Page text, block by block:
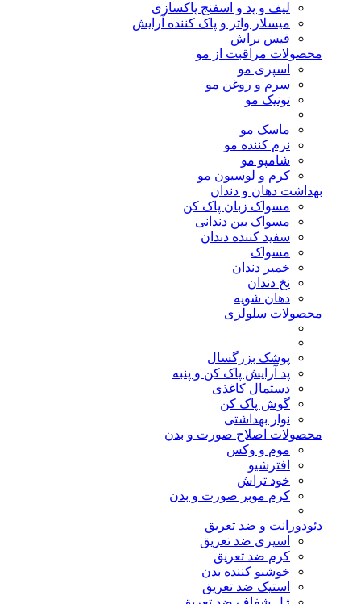
لیف و پد و اسفنج پاکسازی
میسلار واتر و پاک کننده آرایش
فیس براش
محصولات مراقبت از مو
اسپری مو
سرم و روغن مو
تونیک مو
ماسک مو
نرم کننده مو
شامپو مو
کرم و لوسیون مو
بهداشت دهان و دندان
مسواک زبان پاک کن
مسواک بین دندانی
سفید کننده دندان
مسواک
خمیر دندان
نخ دندان
دهان شویه
محصولات سلولزی
پوشک بزرگسال
پد آرایش پاک کن و پنبه
دستمال کاغذی
گوش پاک کن
نوار بهداشتی
محصولات اصلاح صورت و بدن
موم و وکس
افترشیو
خود تراش
کرم موبر صورت و بدن
دئودورانت و ضد تعریق
اسپری ضد تعریق
کرم ضد تعریق
خوشبو کننده بدن
استیک ضد تعریق